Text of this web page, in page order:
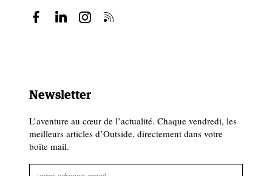
Newsletter
L’aventure au cœur de l’actualité. Chaque vendredi, les
meilleurs articles d’Outside, directement dans votre
boîte mail.